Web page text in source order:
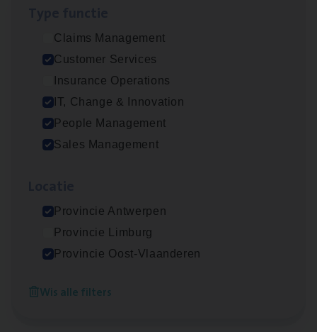
Claims Management
Customer Services
Insurance Operations
IT, Change & Innovation
People Management
Sales Management
Provincie Antwerpen
Provincie Limburg
Provincie Oost-Vlaanderen
Wis alle filters
(Agi­le)ITPro­ject Manager
IT, Change & Innovation
Antwerpen
Busi­ness Mana­ger Mari­ne Cargo
Cor­po­ra­te Insu­ran­ce Bro­ker Property
Antwerpen